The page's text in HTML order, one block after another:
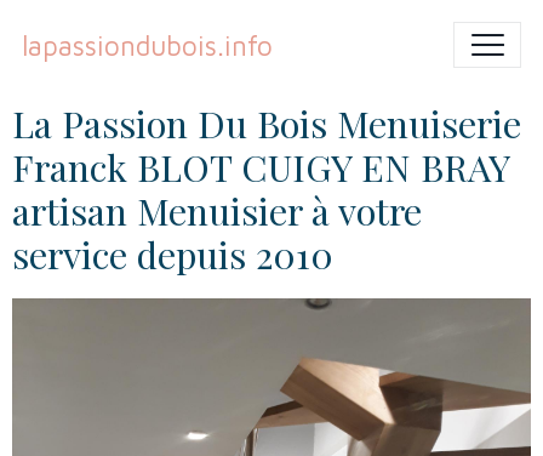
lapassiondubois.info
La Passion Du Bois Menuiserie
Franck BLOT CUIGY EN BRAY
artisan Menuisier à votre
service depuis 2010